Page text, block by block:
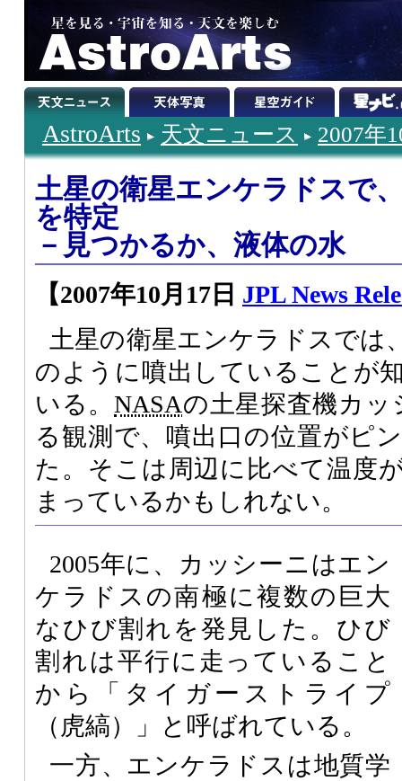
AstroArts 天文ニュース 2007年
土星の衛星エンケラドスで
を特定
－見つかるか、液体の水
【2007年10月17日 JPL News
土星の衛星エンケラドスでは
のように噴出していることが
いる。NASAの土星探査機カ
る観測で、噴出口の位置がピ
た。そこは周辺に比べて温度
まっているかもしれない。
2005年に、カッシーニはエン
ケラドスの南極に複数の巨大
なひび割れを発見した。ひび
割れは平行に走っていること
から「タイガーストライプ
（虎縞）」と呼ばれている。
一方、エンケラドスは地質学